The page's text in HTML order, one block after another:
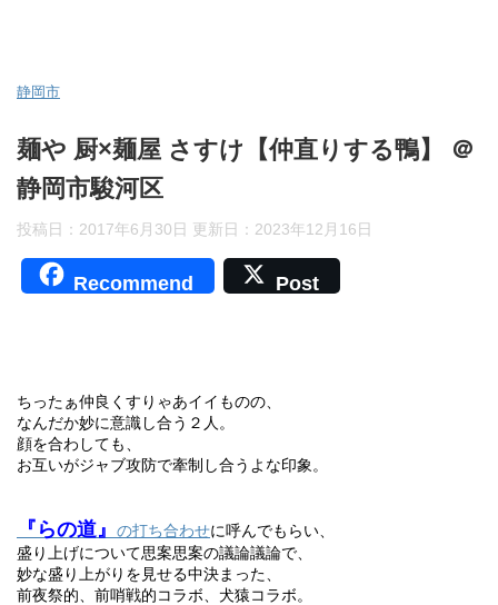
静岡市
麺や 厨×麺屋 さすけ【仲直りする鴨】 ＠
静岡市駿河区
投稿日：2017年6月30日 更新日： 2023年12月16日
Recommend Post
ちったぁ仲良くすりゃあイイものの、
なんだか妙に意識し合う２人。
顔を合わしても、
お互いがジャブ攻防で牽制し合うよな印象。
『らの道』 の打ち合わせに呼んでもらい、
盛り上げについて思案思案の議論議論で、
妙な盛り上がりを見せる中決まった、
前夜祭的、前哨戦的コラボ、犬猿コラボ。